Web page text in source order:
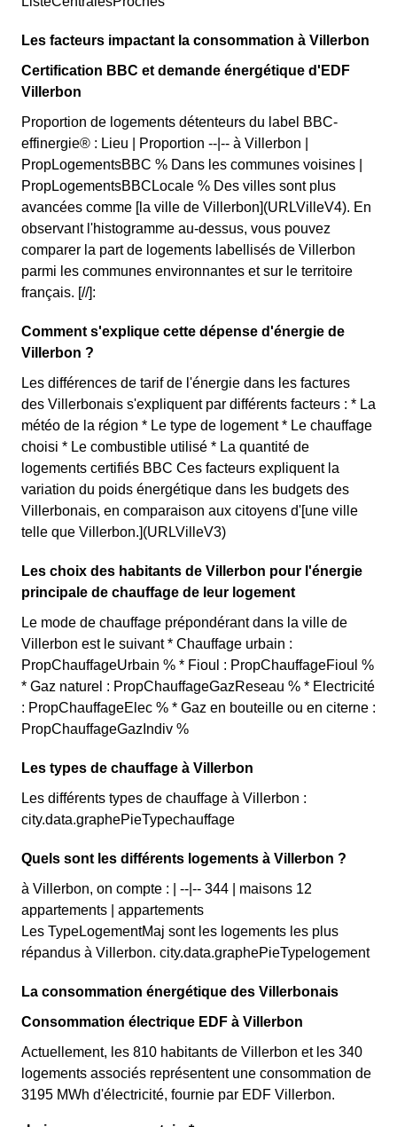
Les facteurs impactant la consommation à Villerbon
Certification BBC et demande énergétique d'EDF
Villerbon
Proportion de logements détenteurs du label BBC-
effinergie® : Lieu | Proportion --|-- à Villerbon |
PropLogementsBBC % Dans les communes voisines |
PropLogementsBBCLocale % Des villes sont plus
avancées comme [la ville de Villerbon](URLVilleV4). En
observant l'histogramme au-dessus, vous pouvez
comparer la part de logements labellisés de Villerbon
parmi les communes environnantes et sur le territoire
français. [//]:
Comment s'explique cette dépense d'énergie de
Villerbon ?
Les différences de tarif de l'énergie dans les factures
des Villerbonais s'expliquent par différents facteurs : * La
météo de la région * Le type de logement * Le chauffage
choisi * Le combustible utilisé * La quantité de
logements certifiés BBC Ces facteurs expliquent la
variation du poids énergétique dans les budgets des
Villerbonais, en comparaison aux citoyens d'[une ville
telle que Villerbon.](URLVilleV3)
Les choix des habitants de Villerbon pour l'énergie
principale de chauffage de leur logement
Le mode de chauffage prépondérant dans la ville de
Villerbon est le suivant * Chauffage urbain :
PropChauffageUrbain % * Fioul : PropChauffageFioul %
* Gaz naturel : PropChauffageGazReseau % * Electricité
: PropChauffageElec % * Gaz en bouteille ou en citerne :
PropChauffageGazIndiv %
Les types de chauffage à Villerbon
Les différents types de chauffage à Villerbon :
city.data.graphePieTypechauffage
Quels sont les différents logements à Villerbon ?
à Villerbon, on compte : | --|-- 344 | maisons 12
appartements | appartements
Les TypeLogementMaj sont les logements les plus
répandus à Villerbon. city.data.graphePieTypelogement
La consommation énergétique des Villerbonais
Consommation électrique EDF à Villerbon
Actuellement, les 810 habitants de Villerbon et les 340
logements associés représentent une consommation de
3195 MWh d'électricité, fournie par EDF Villerbon.